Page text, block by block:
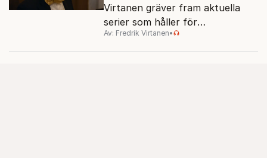
Virtanen gräver fram aktuella
serier som håller för
augustisoffan – när
Av: Fredrik Virtanen•